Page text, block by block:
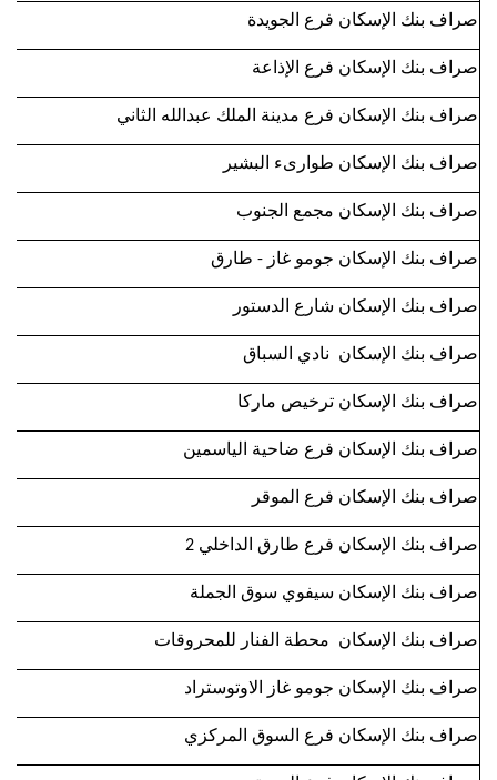
صراف بنك الإسكان فرع الجويدة
صراف بنك الإسكان فرع الإذاعة
صراف بنك الإسكان فرع مدينة الملك عبدالله الثاني
صراف بنك الإسكان طوارىء البشير
صراف بنك الإسكان مجمع الجنوب
صراف بنك الإسكان جومو غاز - طارق
صراف بنك الإسكان شارع الدستور
صراف بنك الإسكان نادي السباق
صراف بنك الإسكان ترخيص ماركا
صراف بنك الإسكان فرع ضاحية الياسمين
صراف بنك الإسكان فرع الموقر
صراف بنك الإسكان فرع طارق الداخلي 2
صراف بنك الإسكان سيفوي سوق الجملة
صراف بنك الإسكان محطة الفنار للمحروقات
صراف بنك الإسكان جومو غاز الاوتوستراد
صراف بنك الإسكان فرع السوق المركزي